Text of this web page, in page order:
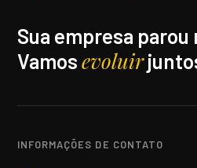
Sua empresa parou
Vamosevoluir
INFORMAÇÕES DE CONTATO